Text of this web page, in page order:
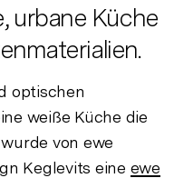
urbane Küche
optischen
weiße Küche die
von ewe
Keglevits eine ewe